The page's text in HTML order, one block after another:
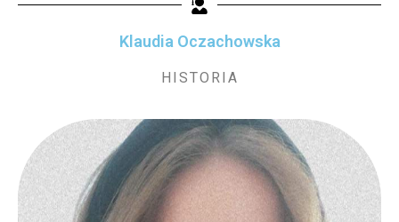
Klaudia Oczachowska
HISTORIA